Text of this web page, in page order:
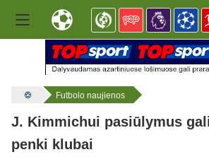
Futbolo naujienos
J. Kimmichui pasiūlymus
penki klubai